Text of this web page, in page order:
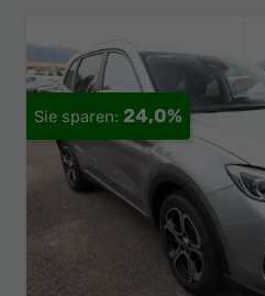
24,0%